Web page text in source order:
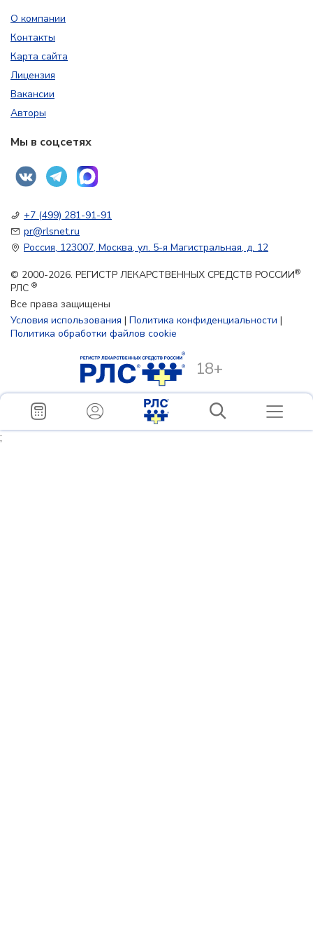
О компании
Контакты
Карта сайта
Лицензия
Вакансии
Авторы
Мы в соцсетях
+7 (499) 281-91-91
pr@rlsnet.ru
Россия, 123007, Москва, ул. 5-я Магистральная, д. 12
© 2000-2026. РЕГИСТР ЛЕКАРСТВЕННЫХ СРЕДСТВ РОССИИ®
РЛС ®
Все права защищены
Условия использования | Политика конфиденциальности |
Политика обработки файлов cookie
18+
;